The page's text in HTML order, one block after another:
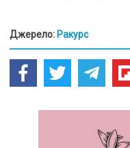
Джерело: Ракурс